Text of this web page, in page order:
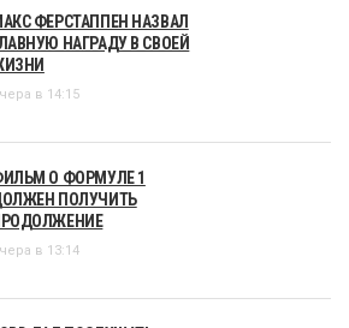
ФЕРСТАППЕН НАЗВАЛ
НАГРАДУ В СВОЕЙ
в 14:15
О ФОРМУЛЕ 1
ПОЛУЧИТЬ
в 13:14